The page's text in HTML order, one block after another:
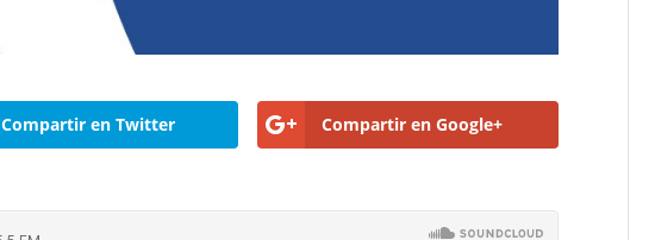
Compartir en Twitter Compartir en Google+